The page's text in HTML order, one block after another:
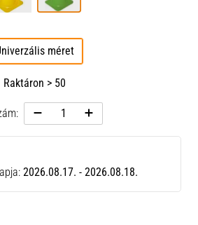
méret
Raktáron > 50
2026.08.17. - 2026.08.18.